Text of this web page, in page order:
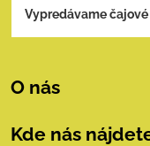
Vypredávame
O nás
Kde nás